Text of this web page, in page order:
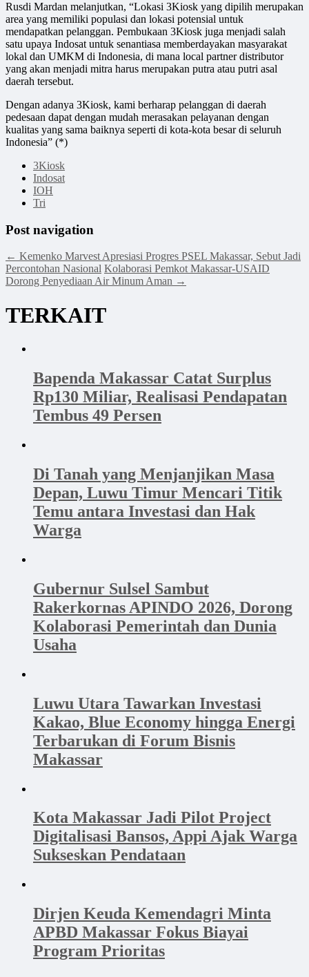
Rusdi Mardan melanjutkan, “Lokasi 3Kiosk yang dipilih merupakan
area yang memiliki populasi dan lokasi potensial untuk
mendapatkan pelanggan. Pembukaan 3Kiosk juga menjadi salah
satu upaya Indosat untuk senantiasa memberdayakan masyarakat
lokal dan UMKM di Indonesia, di mana local partner distributor
yang akan menjadi mitra harus merupakan putra atau putri asal
daerah tersebut.
Dengan adanya 3Kiosk, kami berharap pelanggan di daerah
pedesaan dapat dengan mudah merasakan pelayanan dengan
kualitas yang sama baiknya seperti di kota-kota besar di seluruh
Indonesia” (*)
3Kiosk
Indosat
IOH
Tri
Post navigation
← Kemenko Marvest Apresiasi Progres PSEL Makassar, Sebut Jadi
Percontohan Nasional Kolaborasi Pemkot Makassar-USAID
Dorong Penyediaan Air Minum Aman →
TERKAIT
Bapenda Makassar Catat Surplus
Rp130 Miliar, Realisasi Pendapatan
Tembus 49 Persen
Di Tanah yang Menjanjikan Masa
Depan, Luwu Timur Mencari Titik
Temu antara Investasi dan Hak
Warga
Gubernur Sulsel Sambut
Rakerkornas APINDO 2026, Dorong
Kolaborasi Pemerintah dan Dunia
Usaha
Luwu Utara Tawarkan Investasi
Kakao, Blue Economy hingga Energi
Terbarukan di Forum Bisnis
Makassar
Kota Makassar Jadi Pilot Project
Digitalisasi Bansos, Appi Ajak Warga
Sukseskan Pendataan
Dirjen Keuda Kemendagri Minta
APBD Makassar Fokus Biayai
Program Prioritas